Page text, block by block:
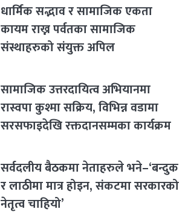
धार्मिक सद्भाव र सामाजिक एकता
कायम राख्न पर्वतका सामाजिक
संस्थाहरुको संयुक्त अपिल
सामाजिक उत्तरदायित्व अभियानमा
रास्वपा कुश्मा सक्रिय, विभिन्न वडामा
सरसफाइदेखि रक्तदानसम्मका कार्यक्रम
सर्वदलीय बैठकमा नेताहरुले भने–‘बन्दुक
र लाठीमा मात्र होइन, संकटमा सरकारको
नेतृत्व चाहियो’